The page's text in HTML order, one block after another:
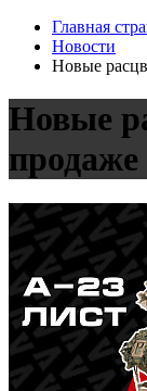
Главная
Новости
Новые
Новые
продаже